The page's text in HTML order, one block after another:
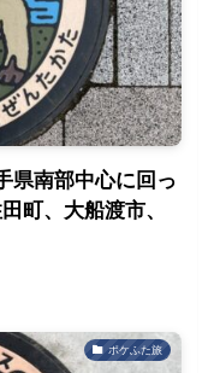
県南部中心に回っ
町、大船渡市、
ポケふた旅